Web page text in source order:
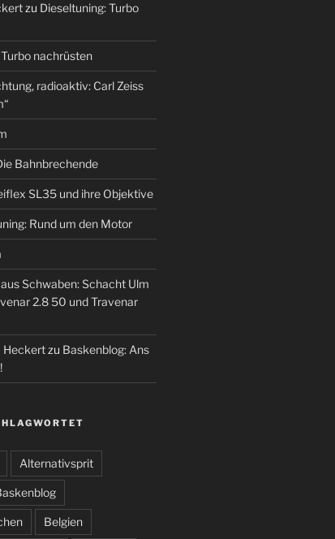
zu Dieseltuning: Turbo
nachrüsten
radioaktiv: Carl Zeiss
Bahnbrechende
SL35 und ihre Objektive
Rund um den Motor
Schwaben: Schacht Ulm
2.8 50 und Travenar
Heckertzu Baskenblog: Ans
Alternativsprit
Belgien